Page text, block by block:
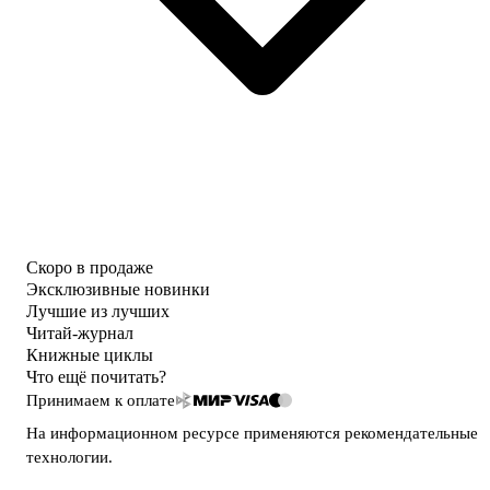
Скоро в продаже
Эксклюзивные новинки
Лучшие из лучших
Читай-журнал
Книжные циклы
Что ещё почитать?
Принимаем к оплате
На информационном ресурсе применяются рекомендательные
технологии.